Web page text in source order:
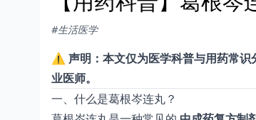
#生活医学
⚠️ 声明：本文仅为医学科普与用药常
业医师。
一、什么是葛根岑连丸？